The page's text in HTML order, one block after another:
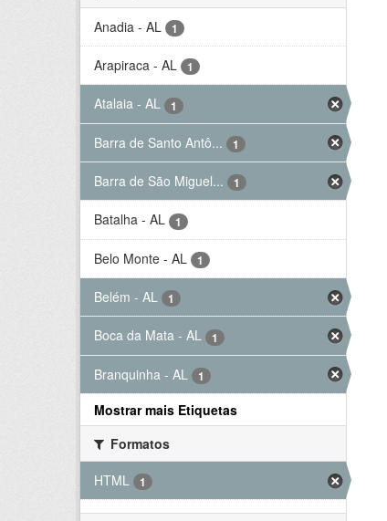
Anadia - AL
1
Arapiraca - AL 1
Atalaia - AL 1
Barra de Santo Antô... 1
Barra de São Miguel... 1
Batalha - AL 1
Belo Monte - AL 1
Belém - AL 1
Boca da Mata - AL 1
Branquinha - AL 1
Mostrar mais Etiquetas
Formatos
HTML
1